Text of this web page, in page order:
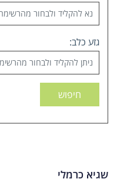
גזע כלב:
חיפוש
שגיא כרמלי